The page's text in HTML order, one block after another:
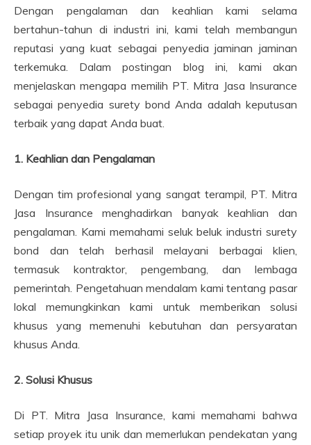
Dengan pengalaman dan keahlian kami selama
bertahun-tahun di industri ini, kami telah membangun
reputasi yang kuat sebagai penyedia jaminan jaminan
terkemuka. Dalam postingan blog ini, kami akan
menjelaskan mengapa memilih PT. Mitra Jasa Insurance
sebagai penyedia surety bond Anda adalah keputusan
terbaik yang dapat Anda buat.
1. Keahlian dan Pengalaman
Dengan tim profesional yang sangat terampil, PT. Mitra
Jasa Insurance menghadirkan banyak keahlian dan
pengalaman. Kami memahami seluk beluk industri surety
bond dan telah berhasil melayani berbagai klien,
termasuk kontraktor, pengembang, dan lembaga
pemerintah. Pengetahuan mendalam kami tentang pasar
lokal memungkinkan kami untuk memberikan solusi
khusus yang memenuhi kebutuhan dan persyaratan
khusus Anda.
2. Solusi Khusus
Di PT. Mitra Jasa Insurance, kami memahami bahwa
setiap proyek itu unik dan memerlukan pendekatan yang